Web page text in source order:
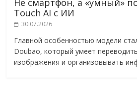
Touch AI с ИИ
30.07.2026
Главной особенностью модели
Doubao, который умеет
изображения и организовывать